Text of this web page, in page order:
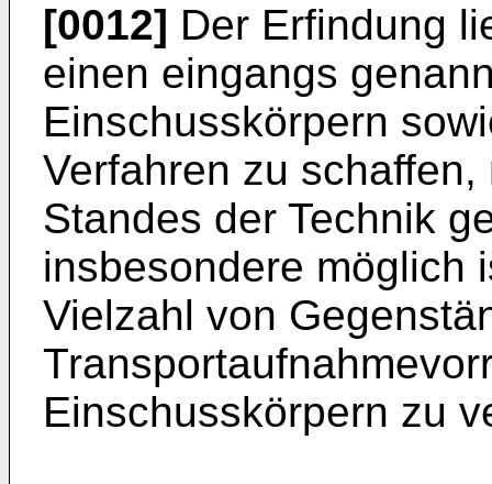
[0012] Der Erfindung
einen eingangs
Einschusskörpern
Verfahren zu
Standes der Technik
insbesondere möglich
Vielzahl von
Einschusskörpern zu